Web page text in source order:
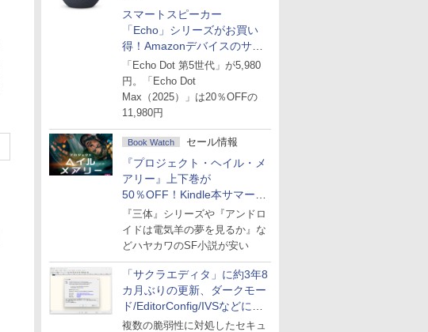
スマートスピーカー
「Echo」シリーズがお買い
得！Amazonデバイスのサマ
ーセール
「Echo Dot 第5世代」が5,980
円。「Echo Dot
Max（2025）」は20％OFFの
11,980円
Book Watch セール情報
『プロジェクト・ヘイル・メ
アリー』上下巻が
50％OFF！Kindle本サマーセ
ール第2弾
『三体』シリーズや『アンドロ
イドは電気羊の夢を見るか』な
どハヤカワのSF小説が安い
「サクラエディタ」に約3年8
カ月ぶりの更新、ダークモー
ド/EditorConfig/IVSなどに対
応
複数の脆弱性に対処したセキュ